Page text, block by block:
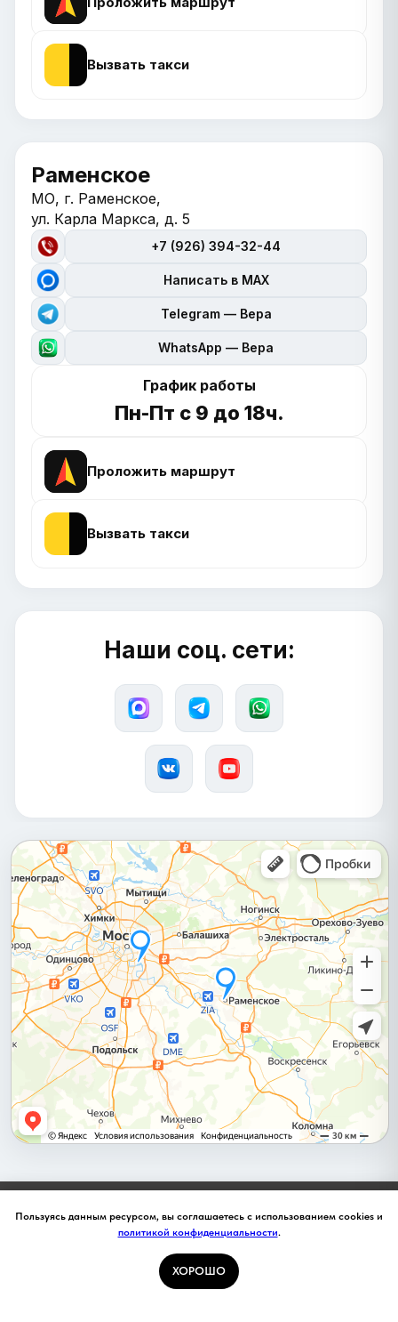
Пользуясь данным ресурсом, вы соглашаетесь с использованием cookies и
политикой конфиденциальности.
ХОРОШО
Вызвать такси
Раменское
МО, г. Раменское,
ул. Карла Маркса, д. 5
+7 (926) 394-32-44
Написать в MAX
Telegram — Вера
WhatsApp — Вера
График работы
Пн-Пт с 9 до 18ч.
Проложить маршрут
Вызвать такси
Наши соц. сети:
натяжные потолки от производителя, профиль, комплектующие,
расходники
О нас